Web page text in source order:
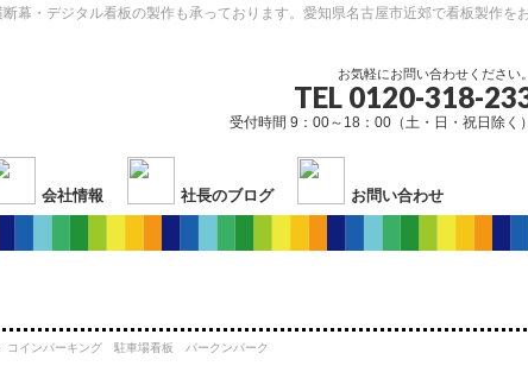
幕・デジタル看板の製作も承っております。愛知県名古屋市近郊で看板製作を
お気軽にお問い合わせください。
TEL 0120-318-
受付時間 9：00～18：00（土・日・祝日除く）
会社情報 社長のブログ お問い合わせ
コインパーキング 駐車場看板 パークンパーク